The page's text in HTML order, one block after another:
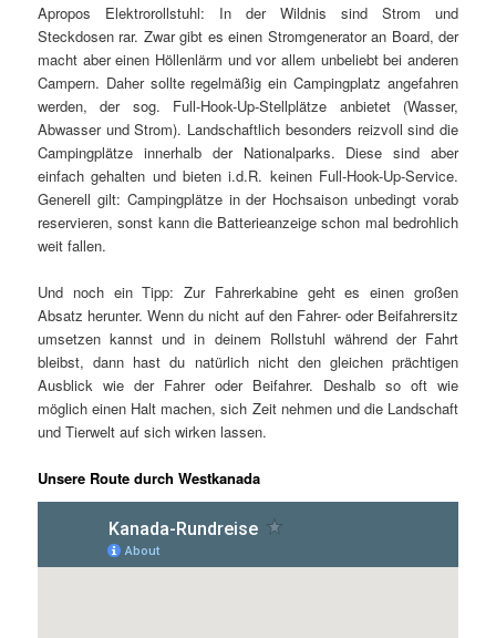
Apropos Elektrorollstuhl: In der Wildnis sind Strom und
Steckdosen rar. Zwar gibt es einen Stromgenerator an Board, der
macht aber einen Höllenlärm und vor allem unbeliebt bei anderen
Campern. Daher sollte regelmäßig ein Campingplatz angefahren
werden, der sog. Full-Hook-Up-Stellplätze anbietet (Wasser,
Abwasser und Strom). Landschaftlich besonders reizvoll sind die
Campingplätze innerhalb der Nationalparks. Diese sind aber
einfach gehalten und bieten i.d.R. keinen Full-Hook-Up-Service.
Generell gilt: Campingplätze in der Hochsaison unbedingt vorab
reservieren, sonst kann die Batterieanzeige schon mal bedrohlich
weit fallen.
Und noch ein Tipp: Zur Fahrerkabine geht es einen großen
Absatz herunter. Wenn du nicht auf den Fahrer- oder Beifahrersitz
umsetzen kannst und in deinem Rollstuhl während der Fahrt
bleibst, dann hast du natürlich nicht den gleichen prächtigen
Ausblick wie der Fahrer oder Beifahrer. Deshalb so oft wie
möglich einen Halt machen, sich Zeit nehmen und die Landschaft
und Tierwelt auf sich wirken lassen.
Unsere Route durch Westkanada